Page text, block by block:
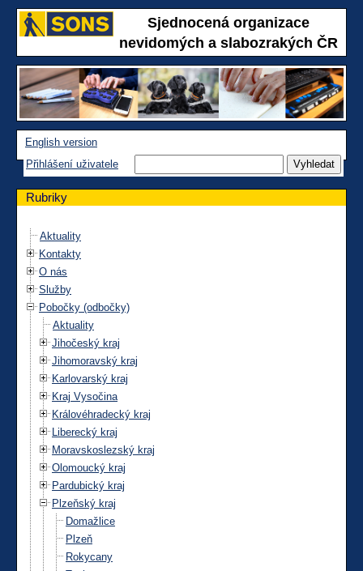
Sjednocená organizace
nevidomých a slabozrakých ČR
English version
Přihlášení uživatele
Rubriky
Aktuality
Kontakty
O nás
Služby
Pobočky (odbočky)
Aktuality
Jihočeský kraj
Jihomoravský kraj
Karlovarský kraj
Kraj Vysočina
Královéhradecký kraj
Liberecký kraj
Moravskoslezský kraj
Olomoucký kraj
Pardubický kraj
Plzeňský kraj
Domažlice
Plzeň
Rokycany